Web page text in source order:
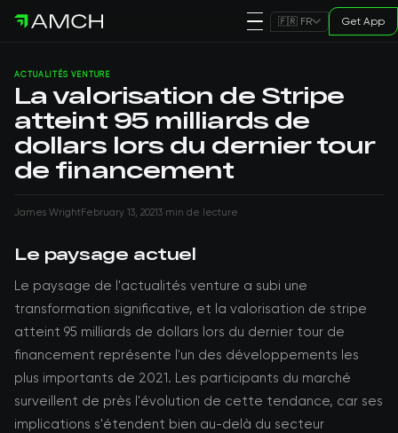
🇫🇷 FR Get App
ACTUALITÉS VENTURE
La valorisation de Stripe
atteint 95 milliards de
dollars lors du dernier tour
de financement
James WrightFebruary 13, 20213 min de lecture
Le paysage actuel
Le paysage de l'actualités venture a subi une
transformation significative, et la valorisation de stripe
atteint 95 milliards de dollars lors du dernier tour de
financement représente l'un des développements les
plus importants de 2021. Les participants du marché
surveillent de près l'évolution de cette tendance, car ses
implications s'étendent bien au-delà du secteur